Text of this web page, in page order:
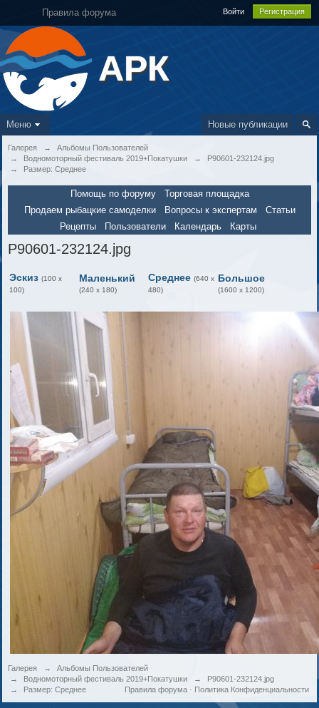
Правила форума Войти Регистрация
АРК
Новые публикации
Меню
Галерея →
Альбомы Пользователей
→
Водномоторный фестиваль 2019+Покатушки →
P90601-232124.jpg
→
Размер: Среднее
Помощь по форуму
Торговая площадка
Продаем рыбацкие самоделки
Вопросы к экспертам
Статьи
Рецепты
Пользователи Календарь Карты
P90601-232124.jpg
Эскиз (100 x
100)
Маленький
(240 x 180)
Среднее (640 x
480)
Большое
(1600 x 1200)
Галерея →
Альбомы Пользователей
→
Водномоторный фестиваль 2019+Покатушки →
P90601-232124.jpg
→
Размер: Среднее Политика Конфиденциальности
Правила форума·